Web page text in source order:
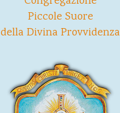
Piccole Suore
della Divina Provvidenza